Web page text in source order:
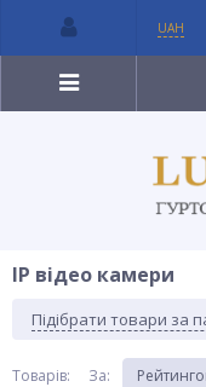
IP відео камери
Підібрати товари за
Товарів: За:
UAH